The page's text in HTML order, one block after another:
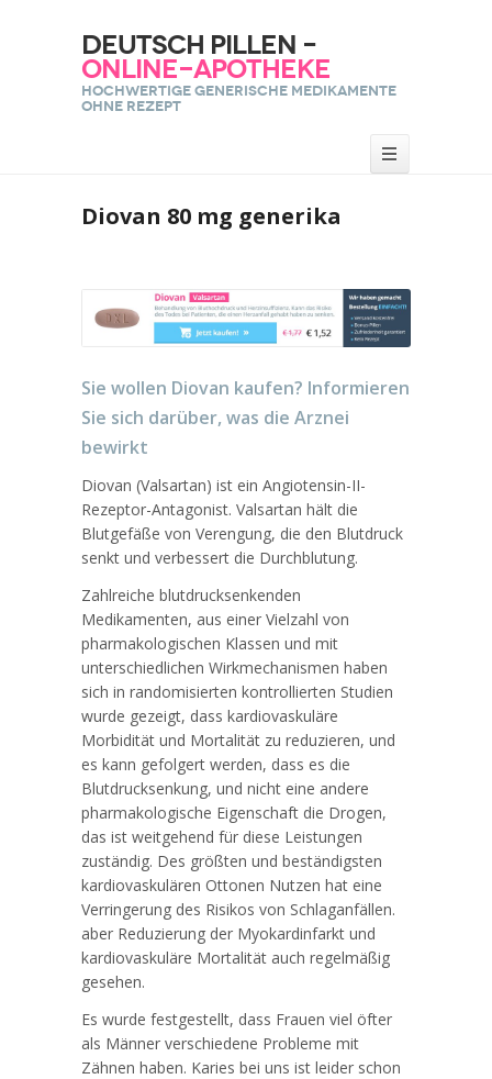
Deutsch Pillen –
Online-Apotheke
Hochwertige generische Medikamente
ohne Rezept
Diovan 80 mg generika
Sie wollen Diovan kaufen? Informieren
Sie sich darüber, was die Arznei
bewirkt
Diovan (Valsartan) ist ein Angiotensin-II-
Rezeptor-Antagonist. Valsartan hält die
Blutgefäße von Verengung, die den Blutdruck
senkt und verbessert die Durchblutung.
Zahlreiche blutdrucksenkenden
Medikamenten, aus einer Vielzahl von
pharmakologischen Klassen und mit
unterschiedlichen Wirkmechanismen haben
sich in randomisierten kontrollierten Studien
wurde gezeigt, dass kardiovaskuläre
Morbidität und Mortalität zu reduzieren, und
es kann gefolgert werden, dass es die
Blutdrucksenkung, und nicht eine andere
pharmakologische Eigenschaft die Drogen,
das ist weitgehend für diese Leistungen
zuständig. Des größten und beständigsten
kardiovaskulären Ottonen Nutzen hat eine
Verringerung des Risikos von Schlaganfällen.
aber Reduzierung der Myokardinfarkt und
kardiovaskuläre Mortalität auch regelmäßig
gesehen.
Es wurde festgestellt, dass Frauen viel öfter
als Männer verschiedene Probleme mit
Zähnen haben. Karies bei uns ist leider schon